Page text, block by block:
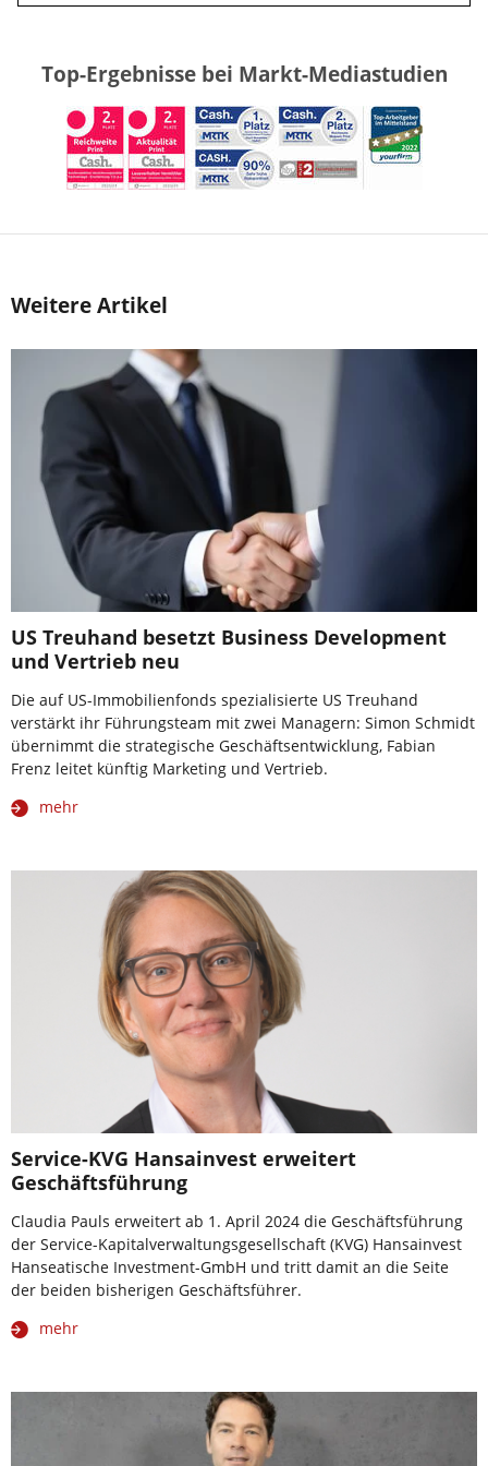
Top-Ergebnisse bei Markt-Mediastudien
Weitere Artikel
US Treuhand besetzt Business Development
und Vertrieb neu
Die auf US-Immobilienfonds spezialisierte US Treuhand
verstärkt ihr Führungsteam mit zwei Managern: Simon Schmidt
übernimmt die strategische Geschäftsentwicklung, Fabian
Frenz leitet künftig Marketing und Vertrieb.
mehr
Service-KVG Hansainvest erweitert
Geschäftsführung
Claudia Pauls erweitert ab 1. April 2024 die Geschäftsführung
der Service-Kapitalverwaltungsgesellschaft (KVG) Hansainvest
Hanseatische Investment-GmbH und tritt damit an die Seite
der beiden bisherigen Geschäftsführer.
mehr